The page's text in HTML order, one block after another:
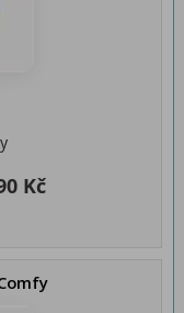
Kč